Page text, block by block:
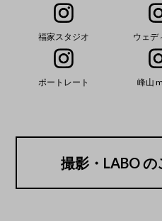
福家スタジオ ウェデ
ポートレート 峰山
撮影・LABO